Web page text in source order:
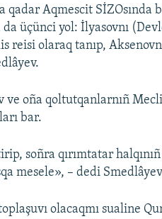
qadar Aqmescit SİZOsında
üçünci yol: İlyasovnı
reisi olaraq tanıp,
ve oña qoltutqanlarnıñ
bar.
soñra qırımtatar
mesele», – dedi
olacaqmı sualine